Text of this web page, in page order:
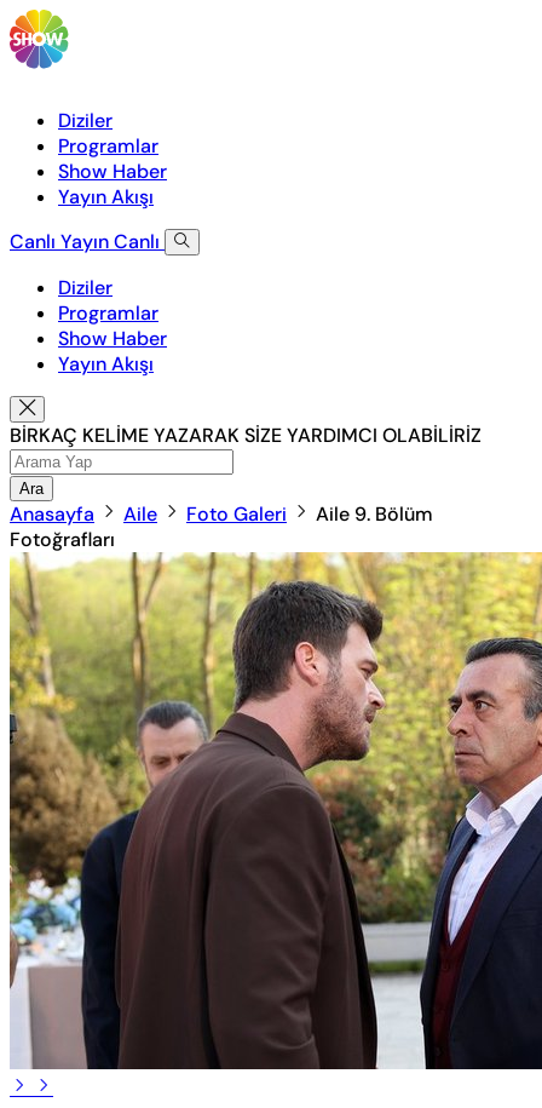
Diziler
Programlar
Show Haber
Yayın Akışı
Canlı YayınCanlı
Diziler
Programlar
Show Haber
Yayın Akışı
BİRKAÇ KELİME YAZARAK SİZE YARDIMCI OLABİLİRİZ
Ara
Anasayfa Aile Foto Galeri
Aile 9. Bölüm
Fotoğrafları